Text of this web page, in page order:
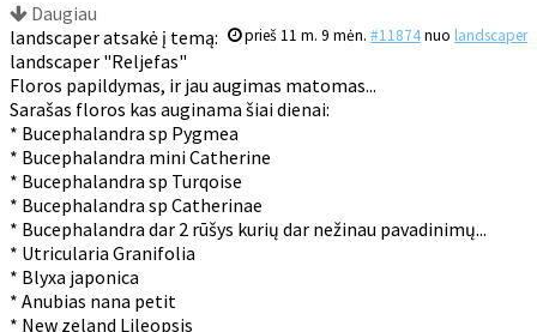
Daugiau
prieš 11 m. 9 mėn. #11874nuo landscaper
landscaper atsakė į temą:
landscaper "Reljefas"
Floros papildymas, ir jau augimas matomas...
Sarašas floros kas auginama šiai dienai:
* Bucephalandra sp Pygmea
* Bucephalandra mini Catherine
* Bucephalandra sp Turqoise
* Bucephalandra sp Catherinae
* Bucephalandra dar 2 rūšys kurių dar nežinau pavadinimų...
* Utricularia Granifolia
* Blyxa japonica
* Anubias nana petit
* New zeland Lileopsis